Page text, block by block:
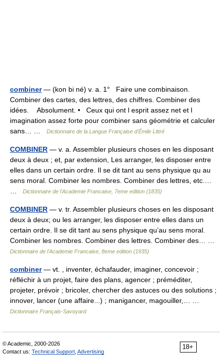
combiner— (kon bi né) v. a. 1° Faire une combinaison.
Combiner des cartes, des lettres, des chiffres. Combiner des
idées. Absolument. • Ceux qui ont l esprit assez net et l
imagination assez forte pour combiner sans géométrie et calculer
sans… …
Dictionnaire de la Langue Française d'Émile Littré
COMBINER — v. a. Assembler plusieurs choses en les disposant
deux à deux ; et, par extension, Les arranger, les disposer entre
elles dans un certain ordre. Il se dit tant au sens physique qu au
sens moral. Combiner les nombres. Combiner des lettres, etc.…
Dictionnaire de l'Academie Francaise, 7eme edition (1835)
COMBINER — v. tr. Assembler plusieurs choses en les disposant
deux à deux; ou les arranger, les disposer entre elles dans un
certain ordre. Il se dit tant au sens physique qu’au sens moral.
Combiner les nombres. Combiner des lettres. Combiner des… …
Dictionnaire de l'Academie Francaise, 8eme edition (1935)
combiner— vt. , inventer, échafauder, imaginer, concevoir ;
réfléchir à un projet, faire des plans, agencer ; préméditer,
projeter, prévoir ; bricoler, chercher des astuces ou des solutions ;
innover, lancer (une affaire...) ; manigancer, magouiller,… …
Dictionnaire Français-Savoyard
18+
© Academic, 2000-2026
Contact us: Technical Support Advertising